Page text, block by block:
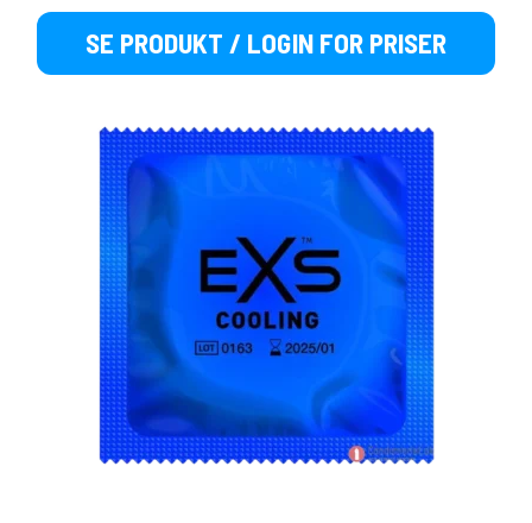
SE PRODUKT / LOGIN FOR PRISER